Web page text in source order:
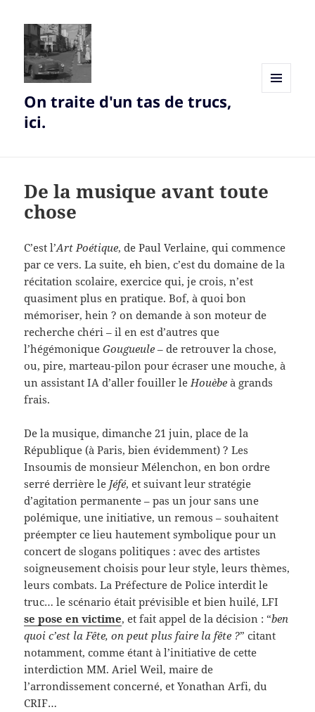
On traite d'un tas de trucs,
ici.
De la musique avant toute
chose
C’est l’Art Poétique, de Paul Verlaine, qui commence
par ce vers. La suite, eh bien, c’est du domaine de la
récitation scolaire, exercice qui, je crois, n’est
quasiment plus en pratique. Bof, à quoi bon
mémoriser, hein ? on demande à son moteur de
recherche chéri – il en est d’autres que
l’hégémoniqueGougueule – de retrouver la chose,
ou, pire, marteau-pilon pour écraser une mouche, à
un assistant IA d’aller fouiller leHouèbeà grands
frais.
De la musique, dimanche 21 juin, place de la
République (à Paris, bien évidemment) ? Les
Insoumis de monsieur Mélenchon, en bon ordre
serré derrière le Jéfé, et suivant leur stratégie
d’agitation permanente – pas un jour sans une
polémique, une initiative, un remous – souhaitent
préempter ce lieu hautement symbolique pour un
concert de slogans politiques : avec des artistes
soigneusement choisis pour leur style, leurs thèmes,
leurs combats. La Préfecture de Police interdit le
truc… le scénario était prévisible et bien huilé, LFI
se pose en victime, et fait appel de la décision : “ben
quoi c’est la Fête, on peut plus faire la fête ?” citant
notamment, comme étant à l’initiative de cette
interdiction MM. Ariel Weil, maire de
l’arrondissement concerné, et Yonathan Arfi, du
CRIF…